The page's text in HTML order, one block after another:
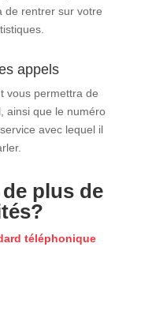
de rentrer sur votre
appels
vous permettra de
ainsi que le numéro
avec lequel il
plus de
téléphonique